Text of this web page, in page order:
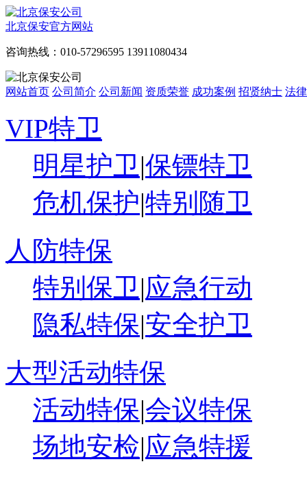
北京保安官方网站
咨询热线：010-57296595 13911080434
网站首页 公司简介 公司新闻 资质荣誉 成功案例 招贤纳士 法
VIP特卫
明星护卫 |保镖特卫
危机保护|特别随卫
人防特保
特别保卫 |应急行动
隐私特保|安全护卫
大型活动特保
活动特保|会议特保
场地安检|应急特援